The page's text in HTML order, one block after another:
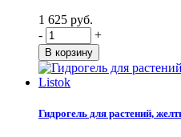
1 625 руб.
-
+
Гидрогель для растений,